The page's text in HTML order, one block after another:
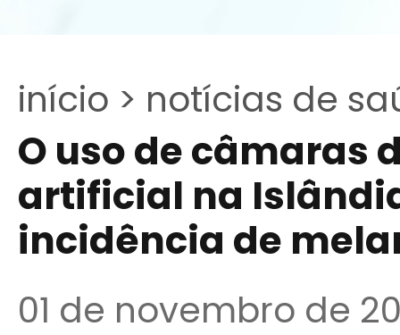
início > notícias de
O uso de câmaras
artificial na
incidência de
01 de novembro de